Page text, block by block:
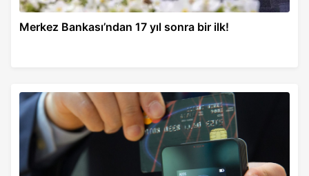
Merkez Bankası’ndan 17 yıl sonra bir ilk!